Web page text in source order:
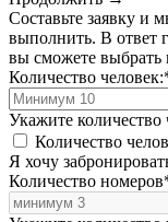
Составьте заявку и
выполнить. В ответ
вы сможете выбрать
Количество человек:
Укажите количество
Количество
Я хочу
Количество номеров